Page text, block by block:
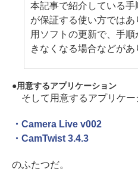
本記事で紹介している
が保証する使い方では
用ソフトの更新で、手
きなくなる場合などがあ
用意するアプリケーション
そして用意するアプリケー
・Camera Live v002
・CamTwist 3.4.3
のふたつだ。